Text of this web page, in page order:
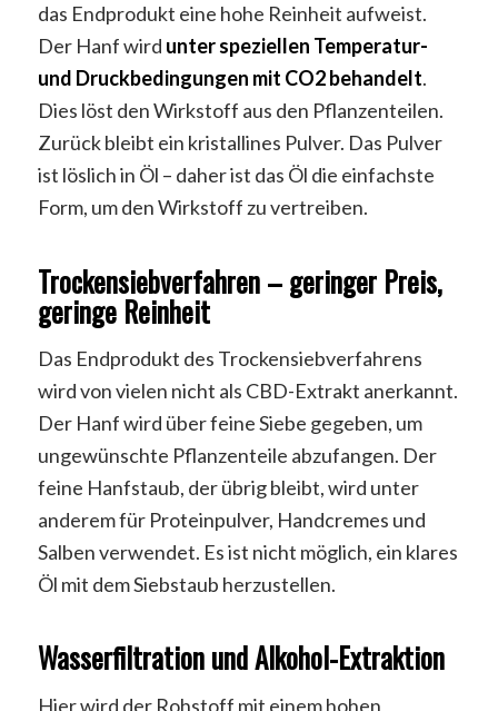
das Endprodukt eine hohe Reinheit aufweist.
Der Hanf wird unter speziellen Temperatur-
und Druckbedingungen mit CO2 behandelt.
Dies löst den Wirkstoff aus den Pflanzenteilen.
Zurück bleibt ein kristallines Pulver. Das Pulver
ist löslich in Öl – daher ist das Öl die einfachste
Form, um den Wirkstoff zu vertreiben.
Trockensiebverfahren – geringer Preis,
geringe Reinheit
Das Endprodukt des Trockensiebverfahrens
wird von vielen nicht als CBD-Extrakt anerkannt.
Der Hanf wird über feine Siebe gegeben, um
ungewünschte Pflanzenteile abzufangen. Der
feine Hanfstaub, der übrig bleibt, wird unter
anderem für Proteinpulver, Handcremes und
Salben verwendet. Es ist nicht möglich, ein klares
Öl mit dem Siebstaub herzustellen.
Wasserfiltration und Alkohol-Extraktion
Hier wird der Rohstoff mit einem hohen